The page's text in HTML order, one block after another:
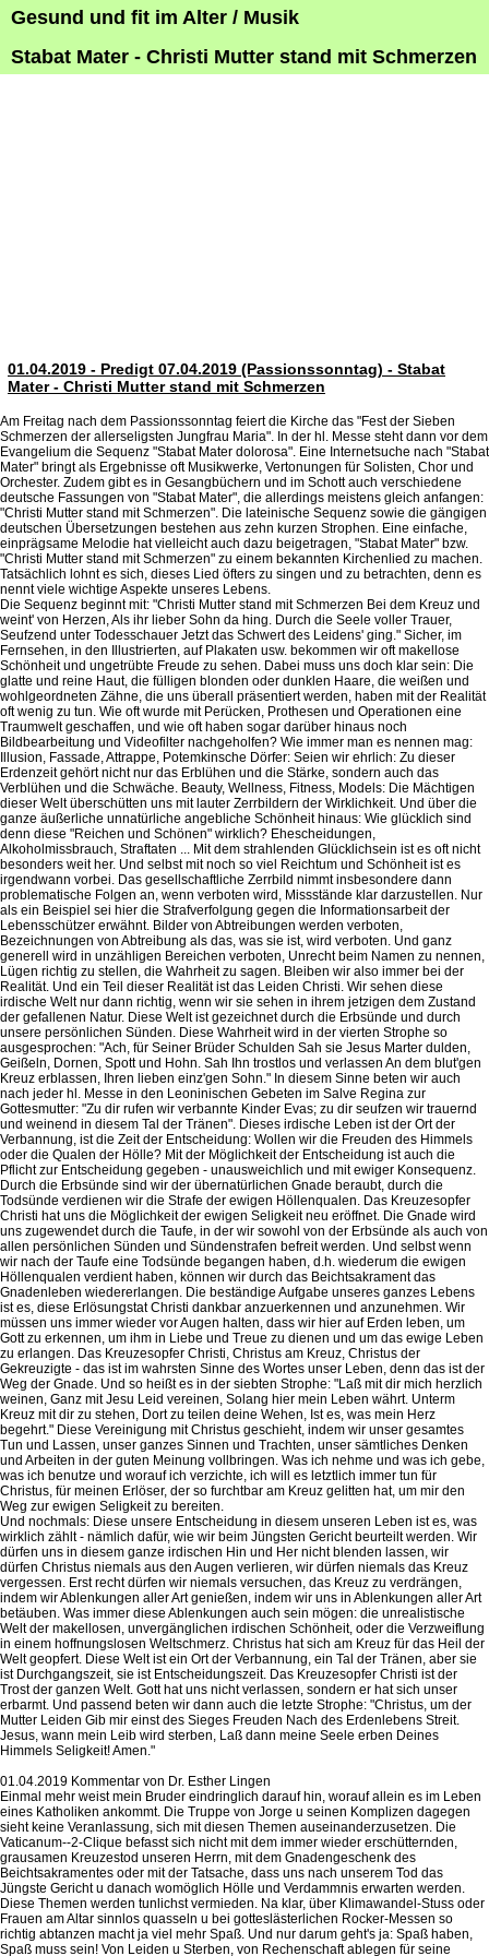
Gesund und fit im Alter / Musik
Stabat Mater - Christi Mutter stand mit Schmerzen
01.04.2019 - Predigt 07.04.2019 (Passionssonntag) - Stabat
Mater - Christi Mutter stand mit Schmerzen
Am Freitag nach dem Passionssonntag feiert die Kirche das "Fest der Sieben
Schmerzen der allerseligsten Jungfrau Maria". In der hl. Messe steht dann vor dem
Evangelium die Sequenz "Stabat Mater dolorosa". Eine Internetsuche nach "Stabat
Mater" bringt als Ergebnisse oft Musikwerke, Vertonungen für Solisten, Chor und
Orchester. Zudem gibt es in Gesangbüchern und im Schott auch verschiedene
deutsche Fassungen von "Stabat Mater", die allerdings meistens gleich anfangen:
"Christi Mutter stand mit Schmerzen". Die lateinische Sequenz sowie die gängigen
deutschen Übersetzungen bestehen aus zehn kurzen Strophen. Eine einfache,
einprägsame Melodie hat vielleicht auch dazu beigetragen, "Stabat Mater" bzw.
"Christi Mutter stand mit Schmerzen" zu einem bekannten Kirchenlied zu machen.
Tatsächlich lohnt es sich, dieses Lied öfters zu singen und zu betrachten, denn es
nennt viele wichtige Aspekte unseres Lebens.
Die Sequenz beginnt mit: "Christi Mutter stand mit Schmerzen Bei dem Kreuz und
weint' von Herzen, Als ihr lieber Sohn da hing. Durch die Seele voller Trauer,
Seufzend unter Todesschauer Jetzt das Schwert des Leidens' ging." Sicher, im
Fernsehen, in den Illustrierten, auf Plakaten usw. bekommen wir oft makellose
Schönheit und ungetrübte Freude zu sehen. Dabei muss uns doch klar sein: Die
glatte und reine Haut, die fülligen blonden oder dunklen Haare, die weißen und
wohlgeordneten Zähne, die uns überall präsentiert werden, haben mit der Realität
oft wenig zu tun. Wie oft wurde mit Perücken, Prothesen und Operationen eine
Traumwelt geschaffen, und wie oft haben sogar darüber hinaus noch
Bildbearbeitung und Videofilter nachgeholfen? Wie immer man es nennen mag:
Illusion, Fassade, Attrappe, Potemkinsche Dörfer: Seien wir ehrlich: Zu dieser
Erdenzeit gehört nicht nur das Erblühen und die Stärke, sondern auch das
Verblühen und die Schwäche. Beauty, Wellness, Fitness, Models: Die Mächtigen
dieser Welt überschütten uns mit lauter Zerrbildern der Wirklichkeit. Und über die
ganze äußerliche unnatürliche angebliche Schönheit hinaus: Wie glücklich sind
denn diese "Reichen und Schönen" wirklich? Ehescheidungen,
Alkoholmissbrauch, Straftaten ... Mit dem strahlenden Glücklichsein ist es oft nicht
besonders weit her. Und selbst mit noch so viel Reichtum und Schönheit ist es
irgendwann vorbei. Das gesellschaftliche Zerrbild nimmt insbesondere dann
problematische Folgen an, wenn verboten wird, Missstände klar darzustellen. Nur
als ein Beispiel sei hier die Strafverfolgung gegen die Informationsarbeit der
Lebensschützer erwähnt. Bilder von Abtreibungen werden verboten,
Bezeichnungen von Abtreibung als das, was sie ist, wird verboten. Und ganz
generell wird in unzähligen Bereichen verboten, Unrecht beim Namen zu nennen,
Lügen richtig zu stellen, die Wahrheit zu sagen. Bleiben wir also immer bei der
Realität. Und ein Teil dieser Realität ist das Leiden Christi. Wir sehen diese
irdische Welt nur dann richtig, wenn wir sie sehen in ihrem jetzigen dem Zustand
der gefallenen Natur. Diese Welt ist gezeichnet durch die Erbsünde und durch
unsere persönlichen Sünden. Diese Wahrheit wird in der vierten Strophe so
ausgesprochen: "Ach, für Seiner Brüder Schulden Sah sie Jesus Marter dulden,
Geißeln, Dornen, Spott und Hohn. Sah Ihn trostlos und verlassen An dem blut'gen
Kreuz erblassen, Ihren lieben einz'gen Sohn." In diesem Sinne beten wir auch
nach jeder hl. Messe in den Leoninischen Gebeten im Salve Regina zur
Gottesmutter: "Zu dir rufen wir verbannte Kinder Evas; zu dir seufzen wir trauernd
und weinend in diesem Tal der Tränen". Dieses irdische Leben ist der Ort der
Verbannung, ist die Zeit der Entscheidung: Wollen wir die Freuden des Himmels
oder die Qualen der Hölle? Mit der Möglichkeit der Entscheidung ist auch die
Pflicht zur Entscheidung gegeben - unausweichlich und mit ewiger Konsequenz.
Durch die Erbsünde sind wir der übernatürlichen Gnade beraubt, durch die
Todsünde verdienen wir die Strafe der ewigen Höllenqualen. Das Kreuzesopfer
Christi hat uns die Möglichkeit der ewigen Seligkeit neu eröffnet. Die Gnade wird
uns zugewendet durch die Taufe, in der wir sowohl von der Erbsünde als auch von
allen persönlichen Sünden und Sündenstrafen befreit werden. Und selbst wenn
wir nach der Taufe eine Todsünde begangen haben, d.h. wiederum die ewigen
Höllenqualen verdient haben, können wir durch das Beichtsakrament das
Gnadenleben wiedererlangen. Die beständige Aufgabe unseres ganzes Lebens
ist es, diese Erlösungstat Christi dankbar anzuerkennen und anzunehmen. Wir
müssen uns immer wieder vor Augen halten, dass wir hier auf Erden leben, um
Gott zu erkennen, um ihm in Liebe und Treue zu dienen und um das ewige Leben
zu erlangen. Das Kreuzesopfer Christi, Christus am Kreuz, Christus der
Gekreuzigte - das ist im wahrsten Sinne des Wortes unser Leben, denn das ist der
Weg der Gnade. Und so heißt es in der siebten Strophe: "Laß mit dir mich herzlich
weinen, Ganz mit Jesu Leid vereinen, Solang hier mein Leben währt. Unterm
Kreuz mit dir zu stehen, Dort zu teilen deine Wehen, Ist es, was mein Herz
begehrt." Diese Vereinigung mit Christus geschieht, indem wir unser gesamtes
Tun und Lassen, unser ganzes Sinnen und Trachten, unser sämtliches Denken
und Arbeiten in der guten Meinung vollbringen. Was ich nehme und was ich gebe,
was ich benutze und worauf ich verzichte, ich will es letztlich immer tun für
Christus, für meinen Erlöser, der so furchtbar am Kreuz gelitten hat, um mir den
Weg zur ewigen Seligkeit zu bereiten.
Und nochmals: Diese unsere Entscheidung in diesem unseren Leben ist es, was
wirklich zählt - nämlich dafür, wie wir beim Jüngsten Gericht beurteilt werden. Wir
dürfen uns in diesem ganze irdischen Hin und Her nicht blenden lassen, wir
dürfen Christus niemals aus den Augen verlieren, wir dürfen niemals das Kreuz
vergessen. Erst recht dürfen wir niemals versuchen, das Kreuz zu verdrängen,
indem wir Ablenkungen aller Art genießen, indem wir uns in Ablenkungen aller Art
betäuben. Was immer diese Ablenkungen auch sein mögen: die unrealistische
Welt der makellosen, unvergänglichen irdischen Schönheit, oder die Verzweiflung
in einem hoffnungslosen Weltschmerz. Christus hat sich am Kreuz für das Heil der
Welt geopfert. Diese Welt ist ein Ort der Verbannung, ein Tal der Tränen, aber sie
ist Durchgangszeit, sie ist Entscheidungszeit. Das Kreuzesopfer Christi ist der
Trost der ganzen Welt. Gott hat uns nicht verlassen, sondern er hat sich unser
erbarmt. Und passend beten wir dann auch die letzte Strophe: "Christus, um der
Mutter Leiden Gib mir einst des Sieges Freuden Nach des Erdenlebens Streit.
Jesus, wann mein Leib wird sterben, Laß dann meine Seele erben Deines
Himmels Seligkeit! Amen."
01.04.2019 Kommentar von Dr. Esther Lingen
Einmal mehr weist mein Bruder eindringlich darauf hin, worauf allein es im Leben
eines Katholiken ankommt. Die Truppe von Jorge u seinen Komplizen dagegen
sieht keine Veranlassung, sich mit diesen Themen auseinanderzusetzen. Die
Vaticanum--2-Clique befasst sich nicht mit dem immer wieder erschütternden,
grausamen Kreuzestod unseren Herrn, mit dem Gnadengeschenk des
Beichtsakramentes oder mit der Tatsache, dass uns nach unserem Tod das
Jüngste Gericht u danach womöglich Hölle und Verdammnis erwarten werden.
Diese Themen werden tunlichst vermieden. Na klar, über Klimawandel-Stuss oder
Frauen am Altar sinnlos quasseln u bei gotteslästerlichen Rocker-Messen so
richtig abtanzen macht ja viel mehr Spaß. Und nur darum geht's ja: Spaß haben,
Spaß muss sein! Von Leiden u Sterben, von Rechenschaft ablegen für seine